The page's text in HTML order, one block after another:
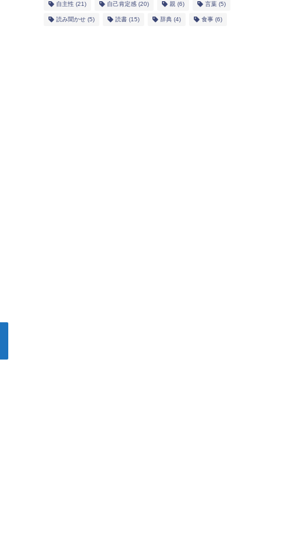
自主性(21) 自己肯定感(20) 親(6) 言葉(5)
読み聞かせ(5) 読書(15) 辞典(4) 食事(6)